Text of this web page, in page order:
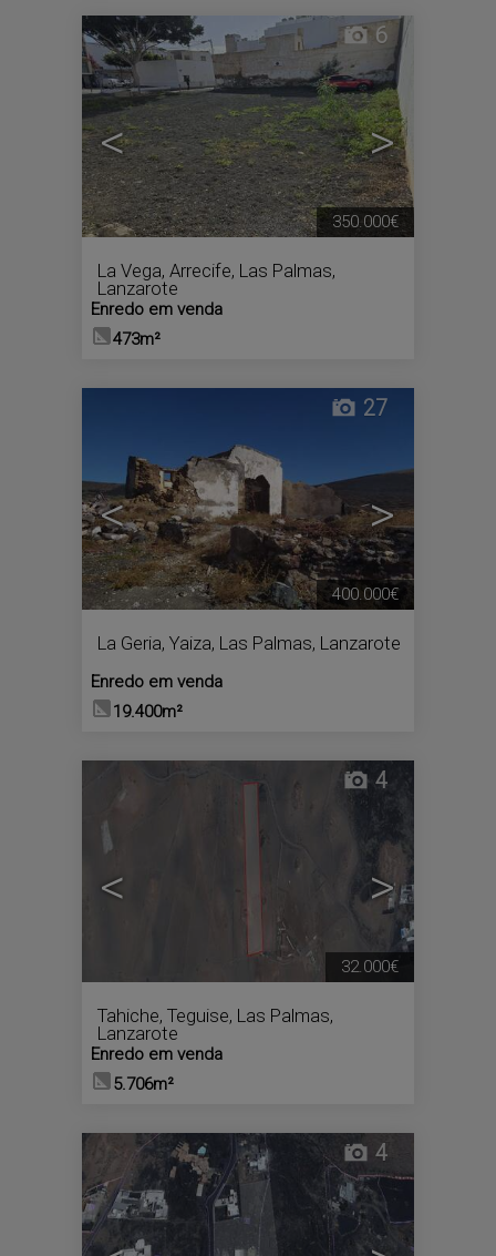
< >
6
La Vega, Arrecife, Las Palmas,
Lanzarote
Enredo em venda
473m²
350.000€
< >
27
La Geria, Yaiza, Las Palmas, Lanzarote
Enredo em venda
19.400m²
400.000€
< >
4
Tahiche, Teguise, Las Palmas,
Lanzarote
Enredo em venda
5.706m²
32.000€
4